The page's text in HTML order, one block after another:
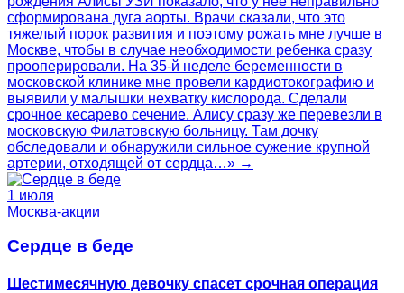
сформирована дуга аорты. Врачи сказали, что это
тяжелый порок развития и поэтому рожать мне лучше в
Москве, чтобы в случае необходимости ребенка сразу
прооперировали. На 35-й неделе беременности в
московской клинике мне провели кардиотокографию и
выявили у малышки нехватку кислорода. Сделали
срочное кесарево сечение. Алису сразу же перевезли в
московскую Филатовскую больницу. Там дочку
обследовали и обнаружили сильное сужение крупной
артерии, отходящей от сердца…» →
1 июля
Москва-акции
Сердце в беде
Шестимесячную девочку спасет срочная операция